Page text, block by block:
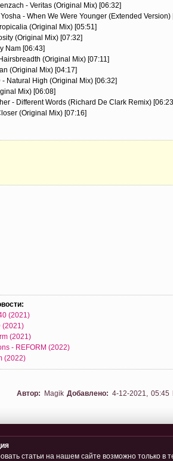
- Veritas (Original Mix) [06:32]
- When We Were Younger (Extended Version)
(Original Mix) [05:51]
(Original Mix) [07:32]
Nam [06:43]
(Original Mix) [07:11]
(Original Mix) [04:17]
Natural High (Original Mix) [06:32]
Mix) [06:08]
- Different Words (Richard De Clark Remix)
(Original Mix) [07:16]
(2021)
(2021)
(2021)
- REFORM (2022)
(2022)
Автор: Magik Добавлено: 4-12-2021, 05:45
статьи на нашем сайте возможно только в